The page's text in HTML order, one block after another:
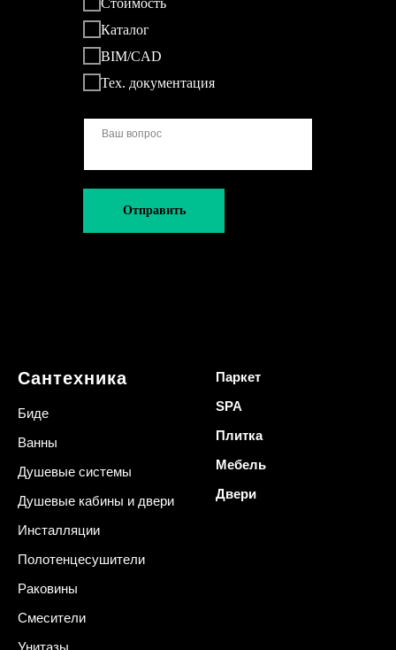
Каталог
BIM/CAD
Тех. документация
Отправить
Сантехника
Биде
Ванны
Душевые системы
Душевые кабины и двери
Инсталляции
Полотенцесушители
Раковины
Смесители
Паркет
SPA
Плитка
Мебель
Двери